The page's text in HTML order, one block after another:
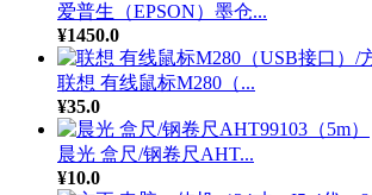
爱普生（EPSON）墨仓...
¥1450.0
联想 有线鼠标M280（...
¥35.0
晨光 盒尺/钢卷尺AHT...
¥10.0